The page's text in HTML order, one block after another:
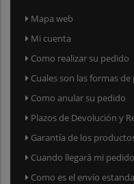
Mapa web
Mi cuenta
Como realizar su pedido
Cuales son las formas de
Como anular su pedido
Plazos de Devolución y
Garantía de los
Cuando llegará mi pedido
Como es el envío